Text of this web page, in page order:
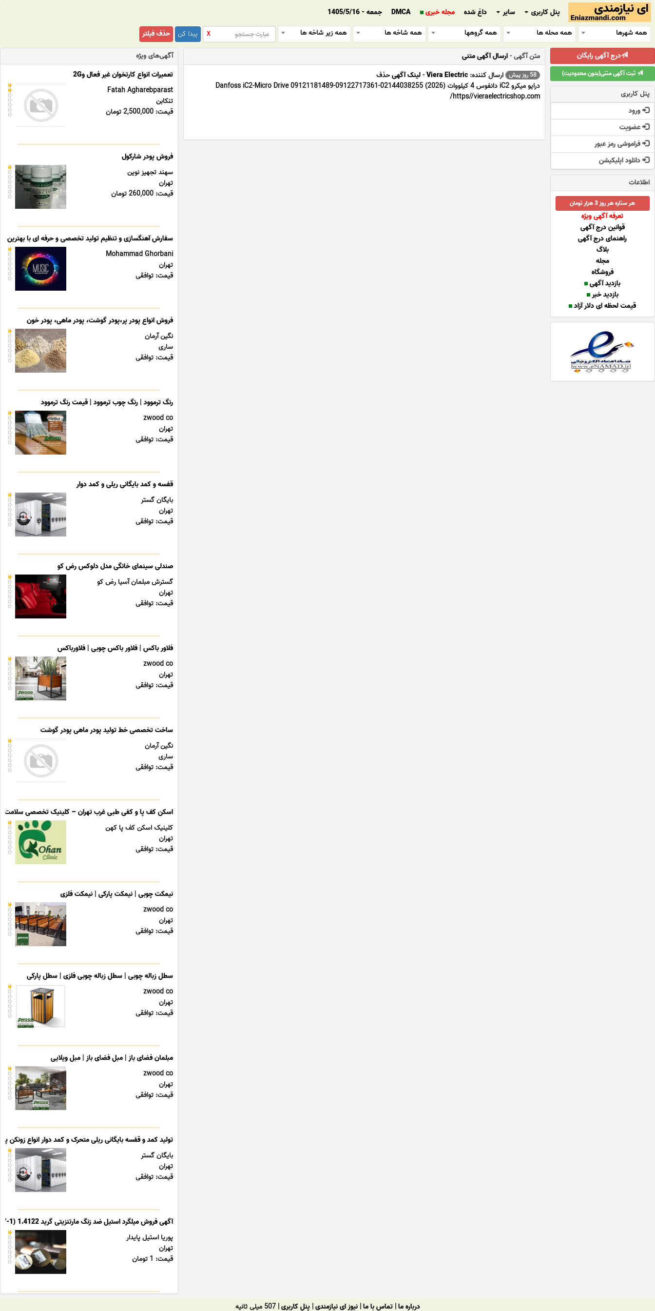
پنل کاربری سایر داغ شده مجله خبری DMCA
جمعه - 1405/5/16
همه شهرها
همه محله ها همه گروهها همه شاخه ها همه زیر شاخه ها X پیدا کن
حذف فیلتر
متن آگهی -ارسال آگهی متنی
58 روز پیش ارسال کننده:Viera Electric
-لینک آگهیحذف
درایو میکرو iC2 دانفوس 4 کیلووات (2026) Danfoss iC2-Micro Drive 09121181489-09122717361-02144038255
https//vieraelectricshop.com/
آگهی‌های ویژه
تعمیرات انواع کارتخوان غیر فعال و2G
Fatah Agharebparast
تنکابن
قیمت: 2,500,000 تومان
فروش پودر شارکول
سهند تجهیز نوین
تهران
قیمت: 260,000 تومان
سفارش آهنگسازی و تنظیم تولید تخصصی و حرفه ای با بهترین
Mohammad Ghorbani
تهران
قیمت: توافقی
فروش انواع پودر پر،پودر گوشت، پودر ماهی، پودر خون
نگین آرمان
ساری
قیمت: توافقی
رنگ ترموود | رنگ چوب ترموود | قیمت رنگ ترموود
zwood co
تهران
قیمت: توافقی
قفسه و کمد بایگانی ریلی و کمد دوار
بایگان گستر
تهران
قیمت: توافقی
صندلی سینمای خانگی مدل دلوکس رض کو
گسترش مبلمان آسیا رض کو
تهران
قیمت: توافقی
فلاور باکس | فلاور باکس چوبی | فلاورباکس
zwood co
تهران
قیمت: توافقی
ساخت تخصصی خط تولید پودر ماهی پودر گوشت
نگین آرمان
ساری
قیمت: توافقی
اسکن کف پا و کفی طبی غرب تهران – کلینیک تخصصی سلامت
کلینیک اسکن کف پا کهن
تهران
قیمت: توافقی
نیمکت چوبی | نیمکت پارکی | نیمکت فلزی
zwood co
تهران
قیمت: توافقی
سطل زباله چوبی | سطل زباله چوبی فلزی | سطل پارکی
zwood co
تهران
قیمت: توافقی
مبلمان فضای باز | مبل فضای باز | مبل ویلایی
zwood co
تهران
قیمت: توافقی
تولید کمد و قفسه بایگانی ریلی متحرک و کمد دوار انواع زونکن
بایگان گستر
تهران
قیمت: توافقی
آگهی فروش میلگرد استیل ضد زنگ مارتنزیتی گرید 1.4122 (X39CrMo17-1)
پوریا استیل پایدار
تهران
قیمت: 1 تومان
درج آگهی رایگان
ثبت آگهی متنی(بدون محدودیت)
پنل کاربری
ورود
عضویت
فراموشی رمز عبور
دانلود اپلیکیشن
اطلاعات
هر ستاره هر روز 3 هزار تومان
تعرفه آگهی ویژه
قوانین درج آگهی
راهنمای درج آگهی
بلاگ
مجله
فروشگاه
بازدید آگهی
بازدید خبر
قیمت لحظه ای دلار آزاد
درباره ما|تماس با ما|نیوز ای نیازمندی|پنل کاربری| 507 میلی ثانیه